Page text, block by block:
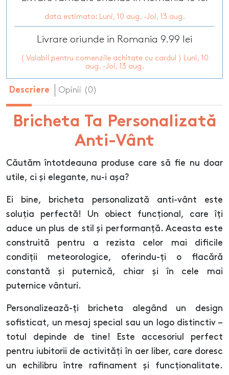
data estimata: Luni, 10 aug. -Joi, 13 aug.
Livrare oriunde in Romania 9.99 lei
( Valabil pentru comenzile achitate cu cardul ) Luni, 10
aug. -Joi, 13 aug.
Descriere Opinii (0)
Bricheta Ta Personalizată
Anti-Vânt
Căutăm întotdeauna produse care să fie nu doar
utile, ci și elegante, nu-i așa?
Ei bine, bricheta personalizată anti-vânt este
soluția perfectă! Un obiect funcțional, care îți
aduce un plus de stil și performanță. Aceasta este
construită pentru a rezista celor mai dificile
condiții meteorologice, oferindu-ți o flacără
constantă și puternică, chiar și în cele mai
puternice vânturi.
Personalizează-ți bricheta alegând un design
sofisticat, un mesaj special sau un logo distinctiv –
totul depinde de tine! Este accesoriul perfect
pentru iubitorii de activități în aer liber, care doresc
un echilibru între rafinament și funcționalitate.